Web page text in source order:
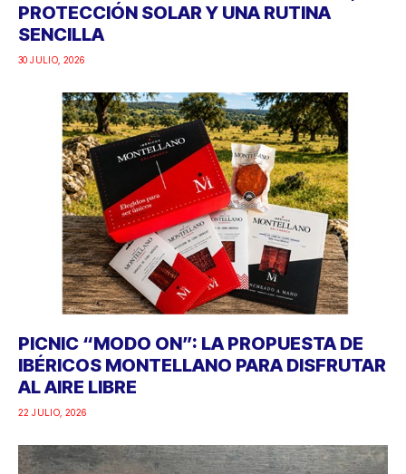
PROTECCIÓN SOLAR Y UNA RUTINA
SENCILLA
30 JULIO, 2026
PICNIC “MODO ON”: LA PROPUESTA DE
IBÉRICOS MONTELLANO PARA DISFRUTAR
AL AIRE LIBRE
22 JULIO, 2026